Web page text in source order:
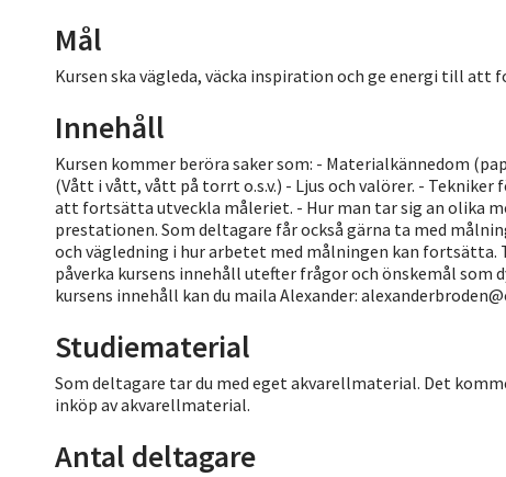
Mål
Kursen ska vägleda, väcka inspiration och ge energi till
Innehåll
Kursen kommer beröra saker som: - Materialkännedom
(Vått i vått, vått på torrt o.s.v.) - Ljus och valörer. -
att fortsätta utveckla måleriet. - Hur man tar sig an olika
prestationen. Som deltagare får också gärna ta med
och vägledning i hur arbetet med målningen kan
påverka kursens innehåll utefter frågor och önskemål som
kursens innehåll kan du maila Alexander:
Studiematerial
Som deltagare tar du med eget akvarellmaterial. Det
inköp av akvarellmaterial.
Antal deltagare